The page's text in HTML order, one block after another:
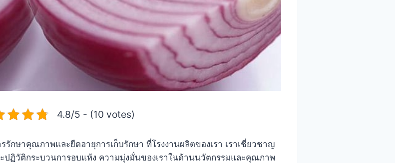
4.8/5 - (10 votes)
กษาคุณภาพและยืดอายุการเก็บรักษา ที่โรงงานผลิตของเรา เราเชี่ยวชาญ
ปฏิวัติกระบวนการอบแห้ง ความมุ่งมั่นของเราในด้านนวัตกรรมและคุณภาพ